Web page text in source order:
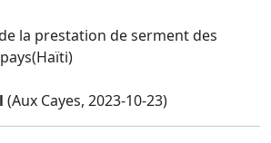
la prestation de serment des
(Aux Cayes, 2023-10-23)